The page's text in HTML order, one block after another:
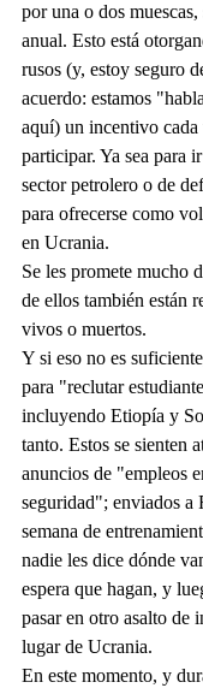
por una o dos
anual. Esto está
rusos (y, estoy seguro
acuerdo: estamos
aquí) un incentivo cada
participar. Ya sea para
sector petrolero o de
para ofrecerse como
en Ucrania.
Se les promete mucho
de ellos también están
vivos o muertos.
Y si eso no es
para "reclutar
incluyendo Etiopía y
tanto. Estos se sienten
anuncios de "empleos
seguridad"; enviados a
semana de
nadie les dice dónde
espera que hagan, y
pasar en otro asalto de
lugar de Ucrania.
En este momento, y